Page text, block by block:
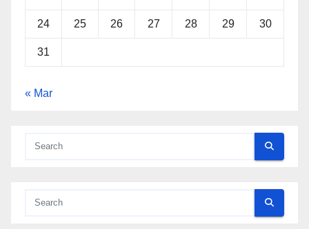
24 25 26 27 28 29 30
31
« Mar